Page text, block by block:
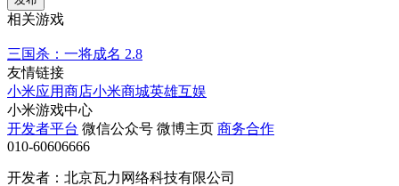
相关游戏
三国杀：一将成名 2.8
友情链接
小米应用商店小米商城英雄互娱
小米游戏中心
开发者平台 微信公众号 微博主页 商务合作
010-60606666
开发者：北京瓦力网络科技有限公司